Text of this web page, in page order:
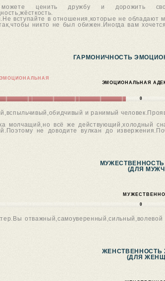
ценить дружбу и дорожить
вступайте в отношения,которые не
никто не был обижен.Иногда вам
ГАРМОНИЧНОСТЬ
ЭМОЦИОНАЛЬНАЯ
0
и ранимый
молчащий,но всё же действующий,холодный
не доводите вулкан до
МУЖЕСТВЕННОСТЬ
(ДЛЯ
0
ЖЕНСТВЕННОСТЬ
(ДЛЯ